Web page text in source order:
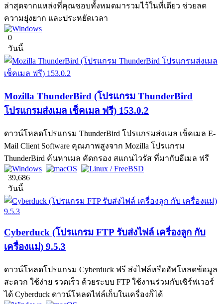
ล่าสุดจากแหล่งที่คุณชอบทั้งหมดมารวมไว้ในที่เดียว ช่วยลด
ความยุ่งยาก และประหยัดเวลา
0
วันนี้
Mozilla ThunderBird (โปรแกรม ThunderBird
โปรแกรมส่งเมล เช็คเมล ฟรี) 153.0.2
ดาวน์โหลดโปรแกรม ThunderBird โปรแกรมส่งเมล เช็คเมล E-
Mail Client Software คุณภาพสูงจาก Mozilla โปรแกรม
ThunderBird ค้นหาเมล คัดกรอง สแกนไวรัส ที่มากับอีเมล ฟรี
39,686
วันนี้
Cyberduck (โปรแกรม FTP รับส่งไฟล์ เครื่องลูก กับ
เครื่องแม่) 9.5.3
ดาวน์โหลดโปรแกรม Cyberduck ฟรี ส่งไฟล์หรืออัพโหลดข้อมูล
สะดวก ใช้ง่าย รวดเร็ว ด้วยระบบ FTP ใช้งานร่วมกับเซิร์ฟเวอร์
ได้ Cyberduck ดาวน์โหลดไฟล์เก็บในเครื่องก็ได้